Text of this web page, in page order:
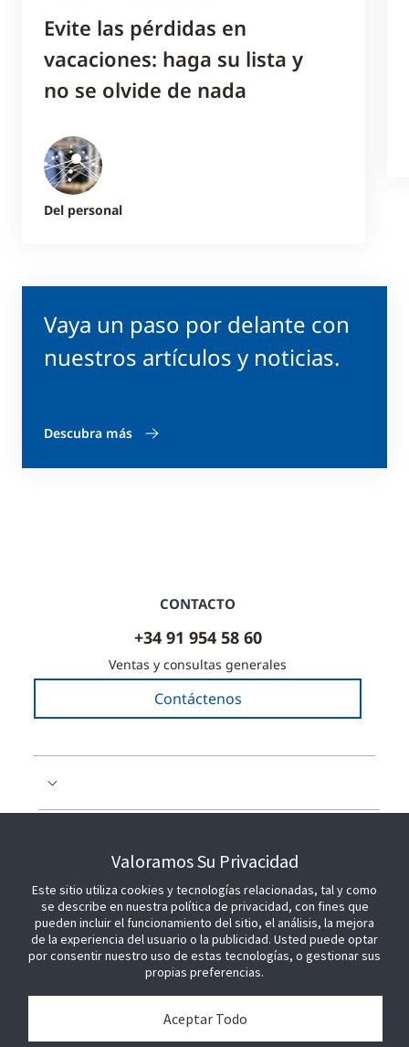
Vaya un paso por delante con
nuestros artículos y noticias.
Descubra más
Evite las pérdidas en
vacaciones: haga su lista y
no se olvide de nada
Del personal
CONTACTO
+34 91 954 58 60
Ventas y consultas generales
Contáctenos
ÚNETE A NOSOTROS
Valoramos Su Privacidad
Este sitio utiliza cookies y tecnologías relacionadas, tal y como
se describe en nuestra política de privacidad, con fines que
pueden incluir el funcionamiento del sitio, el análisis, la mejora
de la experiencia del usuario o la publicidad. Usted puede optar
por consentir nuestro uso de estas tecnologías, o gestionar sus
propias preferencias.
Aceptar Todo